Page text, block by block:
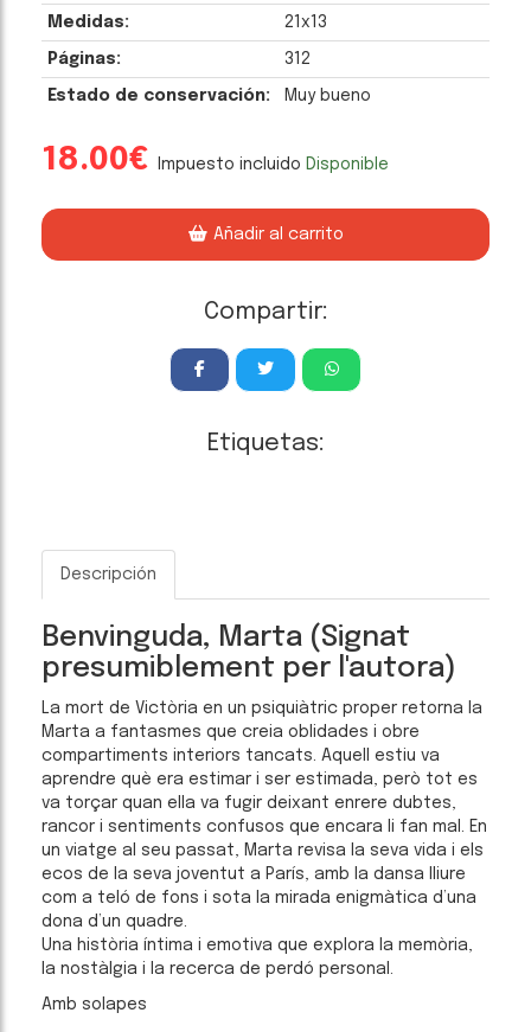
Medidas: 21x13
Páginas: 312
Estado de conservación: Muy bueno
18.00€ Impuesto incluido Disponible
Añadir al carrito
Compartir:
Etiquetas:
Descripción
Benvinguda, Marta (Signat
presumiblement per l'autora)
La mort de Victòria en un psiquiàtric proper retorna la
Marta a fantasmes que creia oblidades i obre
compartiments interiors tancats. Aquell estiu va
aprendre què era estimar i ser estimada, però tot es
va torçar quan ella va fugir deixant enrere dubtes,
rancor i sentiments confusos que encara li fan mal. En
un viatge al seu passat, Marta revisa la seva vida i els
ecos de la seva joventut a París, amb la dansa lliure
com a teló de fons i sota la mirada enigmàtica d’una
dona d’un quadre.
Una història íntima i emotiva que explora la memòria,
la nostàlgia i la recerca de perdó personal.
Amb solapes